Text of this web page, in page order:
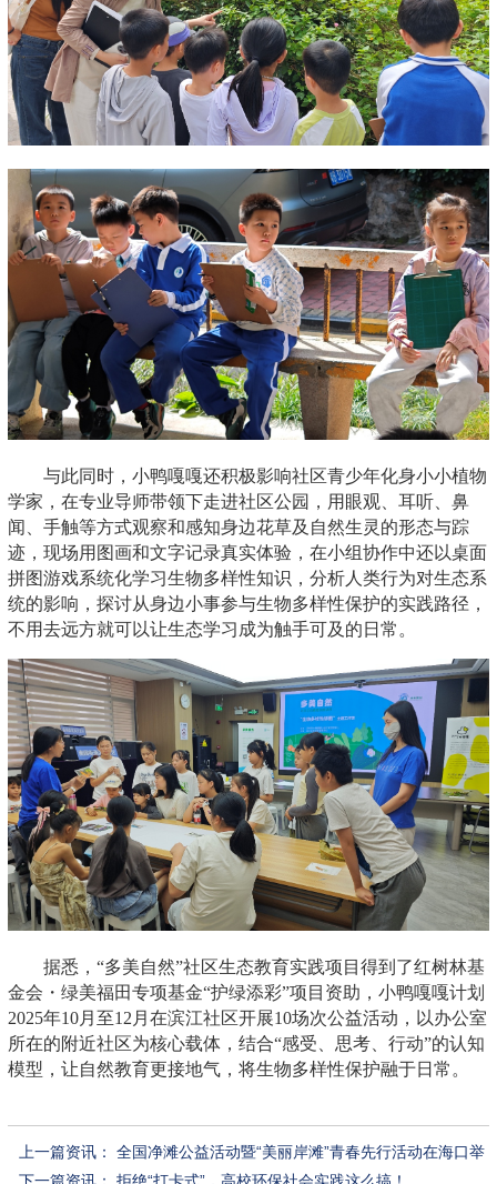
与此同时，小鸭嘎嘎还积极影响社区青少年化身小小植物
学家，在专业导师带领下走进社区公园，用眼观、耳听、鼻
闻、手触等方式观察和感知身边花草及自然生灵的形态与踪
迹，现场用图画和文字记录真实体验，在小组协作中还以桌面
拼图游戏系统化学习生物多样性知识，分析人类行为对生态系
统的影响，探讨从身边小事参与生物多样性保护的实践路径，
不用去远方就可以让生态学习成为触手可及的日常。
据悉，“多美自然”社区生态教育实践项目得到了红树林基
金会・绿美福田专项基金“护绿添彩”项目资助，小鸭嘎嘎计划
2025年10月至12月在滨江社区开展10场次公益活动，以办公室
所在的附近社区为核心载体，结合“感受、思考、行动”的认知
模型，让自然教育更接地气，将生物多样性保护融于日常。
上一篇资讯： 全国净滩公益活动暨“美丽岸滩”青春先行活动在海口举
办
下一篇资讯： 拒绝“打卡式”，高校环保社会实践这么搞！